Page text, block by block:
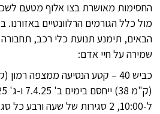
החסימות מאושרת בצו אלוף מטעם
מול כלל הגורמים הרלוונטיים באזורנו.
הבאים, תימנע תנועת כלי רכב, תחבורה
שמירה על חיי אדם: